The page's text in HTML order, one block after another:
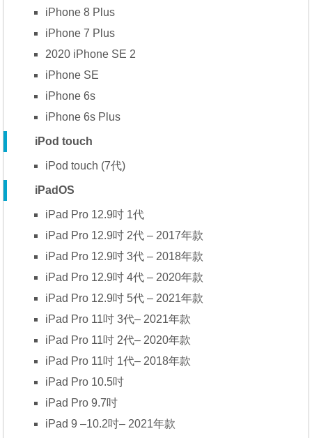
iPhone 8 Plus
iPhone 7 Plus
2020 iPhone SE 2
iPhone SE
iPhone 6s
iPhone 6s Plus
iPod touch
iPod touch (7代)
iPadOS
iPad Pro 12.9吋 1代
iPad Pro 12.9吋 2代 – 2017年款
iPad Pro 12.9吋 3代 – 2018年款
iPad Pro 12.9吋 4代 – 2020年款
iPad Pro 12.9吋 5代 – 2021年款
iPad Pro 11吋 3代– 2021年款
iPad Pro 11吋 2代– 2020年款
iPad Pro 11吋 1代– 2018年款
iPad Pro 10.5吋
iPad Pro 9.7吋
iPad 9 –10.2吋– 2021年款